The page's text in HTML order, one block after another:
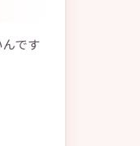
です